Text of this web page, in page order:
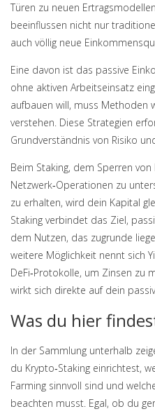
Türen zu neuen
beeinflussen nicht nur
auch völlig neue
Eine davon ist das passive
ohne aktiven Arbeitseinsatz
aufbauen will, muss Methoden
verstehen. Diese Strategien
Grundverständnis von Risiko
Beim Staking, dem Sperren von
Netzwerk‑Operationen zu
zu erhalten, wird dein Kapital
Staking verbindet das Ziel,
dem Nutzen, das zugrunde
weitere Möglichkeit nennt sich
DeFi‑Protokolle, um Zinsen zu
wirkt sich direkte auf dein
Was du hier
In der Sammlung unterhalb
du Krypto‑Staking einrichtest,
Farming sinnvoll sind und
beachten musst. Egal, ob du